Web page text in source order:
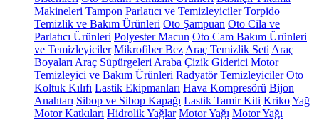
Makineleri Tampon Parlatıcı ve Temizleyiciler Torpido
Temizlik ve Bakım Ürünleri Oto Şampuan Oto Cila ve
Parlatıcı Ürünleri Polyester Macun Oto Cam Bakım Ürünleri
ve Temizleyiciler Mikrofiber Bez Araç Temizlik Seti Araç
Boyaları Araç Süpürgeleri Araba Çizik Giderici Motor
Temizleyici ve Bakım Ürünleri Radyatör Temizleyiciler Oto
Koltuk Kılıfı Lastik Ekipmanları Hava Kompresörü Bijon
Anahtarı Sibop ve Sibop Kapağı Lastik Tamir Kiti KrikoYağ
Motor Katkıları Hidrolik Yağlar Motor Yağı Motor Yağı